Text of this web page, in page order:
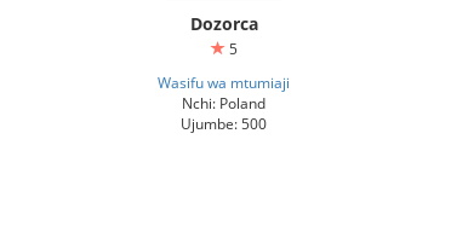
Dozorca
5
Wasifu wa mtumiaji
Nchi: Poland
Ujumbe: 500